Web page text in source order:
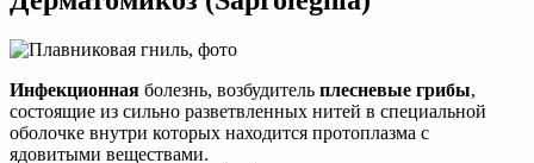
Инфекционная болезнь, возбудитель плесневые грибы,
состоящие из сильно разветвленных нитей в специальной
оболочке внутри которых находится протоплазма с
ядовитыми веществами.